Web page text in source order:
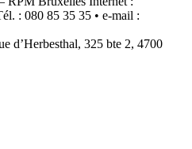
: 080 85 35 35 • e-mail :
d’Herbesthal, 325 bte 2, 4700